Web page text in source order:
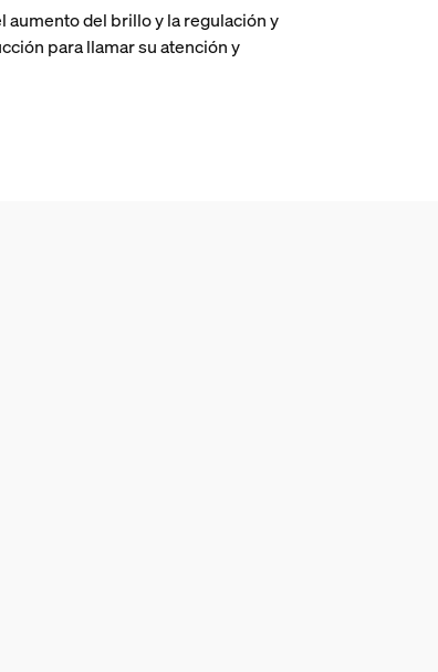
aumento del brillo y la regulación y
para llamar su atención y